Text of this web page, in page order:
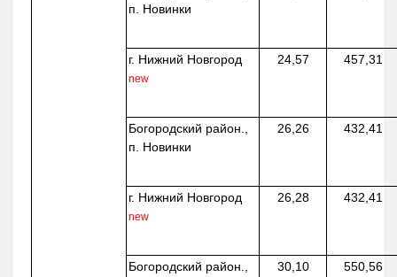
п. Новинки
г. Нижний Новгород
new
24,57 457,31
Богородский район.,
п. Новинки
26,26 432,41
г. Нижний Новгород
new
26,28 432,41
Богородский район.,
30,10 550,56